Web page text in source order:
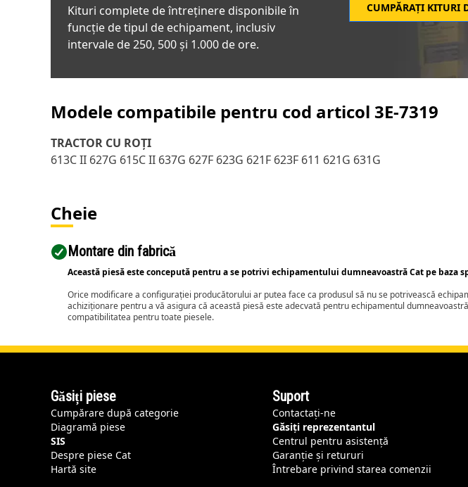
Kituri complete de întreținere disponibile în
funcție de tipul de echipament, inclusiv
intervale de 250, 500 și 1.000 de ore.
CUMPĂRAȚI KITURI
Modele compatibile pentru cod articol 3E-7319
TRACTOR CU ROŢI
613C II 627G 615C II 637G 627F 623G 621F 623F 611 621G 631G
Cheie
Montare din fabrică
Această piesă este concepută pentru a se potrivi echipamentului dumneavoastră Cat pe baza
Orice modificare a configurației producătorului ar putea face ca produsul să nu se potrivească
achiziționare pentru a vă asigura că această piesă este adecvată pentru echipamentul
compatibilitatea pentru toate piesele.
Găsiți piese
Cumpărare după categorie
Diagramă piese
SIS
Despre piese Cat
Hartă site
Suport
Contactați-ne
Găsiți reprezentantul
Centrul pentru asistență
Garanție și retururi
Întrebare privind starea comenzii